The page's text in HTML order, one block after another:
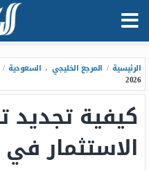
الرئيسية / المرجع الخليجي ، السعودية /
2026
كيفية تجديد
الاستثمار في